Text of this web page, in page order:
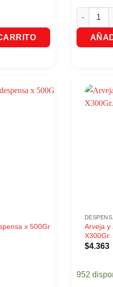
San Jorge X600Gr.Arveja
x 500Gr
Arveja y
X300Gr.
$4.363
952